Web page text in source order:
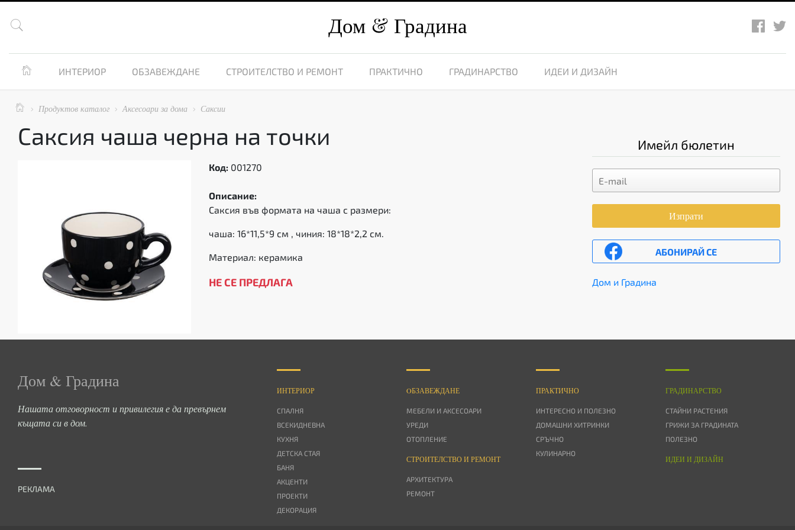
 Дом Градина
 ИНТЕРИОР ОБЗАВЕЖДАНЕ СТРОИТЕЛСТВО И РЕМОНТ ПРАКТИЧНО ГРАДИНАРСТВО ИДЕИ И ДИЗАЙН
  Продуктов каталог  Аксесоари за дома  Саксии
Саксия чаша черна на точки
Код: 001270
Описание:
Саксия във формата на чаша с размери:
чаша: 16*11,5*9 см , чиния: 18*18*2,2 см.
Материал: керамика
НЕ СЕ ПРЕДЛАГА
Имейл бюлетин
Изпрати
АБОНИРАЙ СЕ
Дом и Градина
Дом & Градина
Нашата отговорност и привилегия е да превърнем
къщата си в дом.
РЕКЛАМА
ИНТЕРИОР
СПАЛНЯ
ВСЕКИДНЕВНА
КУХНЯ
ДЕТСКА СТАЯ
БАНЯ
АКЦЕНТИ
ПРОЕКТИ
ДЕКОРАЦИЯ
OБЗАВЕЖДАНЕ
МЕБЕЛИ И АКСЕСОАРИ
УРЕДИ
ОТОПЛЕНИЕ
СТРОИТЕЛСТВО И РЕМОНТ
АРХИТЕКТУРА
РЕМОНТ
ПРАКТИЧНО
ИНТЕРЕСНО И ПОЛЕЗНО
ДОМАШНИ ХИТРИНКИ
СРЪЧНО
КУЛИНАРНО
ГРАДИНАРСТВО
СТАЙНИ РАСТЕНИЯ
ГРИЖИ ЗА ГРАДИНАТА
ПОЛЕЗНО
ИДЕИ И ДИЗАЙН